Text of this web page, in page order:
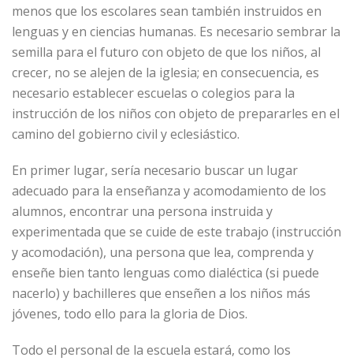
menos que los escolares sean también instruidos en
lenguas y en ciencias humanas. Es necesario sembrar la
semilla para el futuro con objeto de que los niños, al
crecer, no se alejen de la iglesia; en consecuencia, es
necesario establecer escuelas o colegios para la
instrucción de los niños con objeto de prepararles en el
camino del gobierno civil y eclesiástico.
En primer lugar, sería necesario buscar un lugar
adecuado para la enseñanza y acomodamiento de los
alumnos, encontrar una persona instruida y
experimentada que se cuide de este trabajo (instrucción
y acomodación), una persona que lea, comprenda y
enseñe bien tanto lenguas como dialéctica (si puede
nacerlo) y bachilleres que enseñen a los niños más
jóvenes, todo ello para la gloria de Dios.
Todo el personal de la escuela estará, como los